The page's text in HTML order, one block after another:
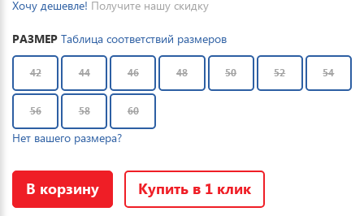
Хочу дешевле! Получите нашу скидку
РАЗМЕР Таблица соответствий размеров
42 44 46 48 50 52 54
56 58 60
Нет вашего размера?
В корзину Купить в 1 клик